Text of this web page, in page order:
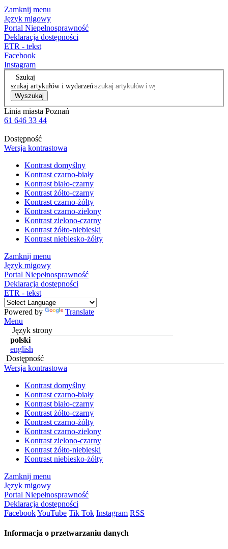
Zamknij menu
Język migowy
Portal Niepełnosprawność
Deklaracja dostępności
ETR - tekst
Facebook
Instagram
Szukaj
szukaj artykułów i wydarzeń
Wyszukaj
Linia miasta Poznań
61 646 33 44
Dostępność
Wersja kontrastowa
Kontrast domyślny
Kontrast czarno-biały
Kontrast biało-czarny
Kontrast żółto-czarny
Kontrast czarno-żółty
Kontrast czarno-zielony
Kontrast zielono-czarny
Kontrast żółto-niebieski
Kontrast niebiesko-żółty
Zamknij menu
Język migowy
Portal Niepełnosprawność
Deklaracja dostępności
ETR - tekst
Powered by
Translate
Menu
Język strony
polski
english
Dostępność
Wersja kontrastowa
Kontrast domyślny
Kontrast czarno-biały
Kontrast biało-czarny
Kontrast żółto-czarny
Kontrast czarno-żółty
Kontrast czarno-zielony
Kontrast zielono-czarny
Kontrast żółto-niebieski
Kontrast niebiesko-żółty
Zamknij menu
Język migowy
Portal Niepełnosprawność
Deklaracja dostępności
FacebookYouTube Tik Tok Instagram RSS
Informacja o przetwarzaniu danych